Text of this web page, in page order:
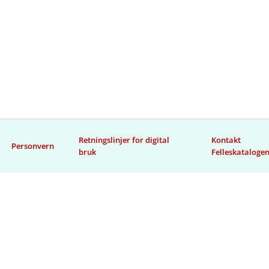
Personvern
Retningslinjer for digital
bruk
Kontakt
Felleskatalogen